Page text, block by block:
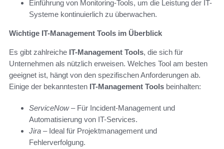
Einführung von Monitoring-Tools, um die Leistung der IT-
Systeme kontinuierlich zu überwachen.
Wichtige IT-Management Tools im Überblick
Es gibt zahlreiche IT-Management Tools, die sich für
Unternehmen als nützlich erweisen. Welches Tool am besten
geeignet ist, hängt von den spezifischen Anforderungen ab.
Einige der bekanntesten IT-Management Tools beinhalten:
ServiceNow– Für Incident-Management und
Automatisierung von IT-Services.
Jira – Ideal für Projektmanagement und
Fehlerverfolgung.